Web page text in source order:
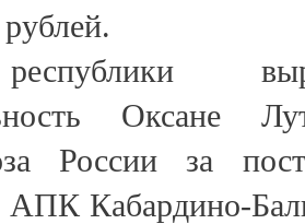
Оксане
России за
АПК Кабардино-